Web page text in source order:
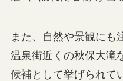
また、自然や景観にも
温泉街近くの秋保大滝
候補として挙げられて